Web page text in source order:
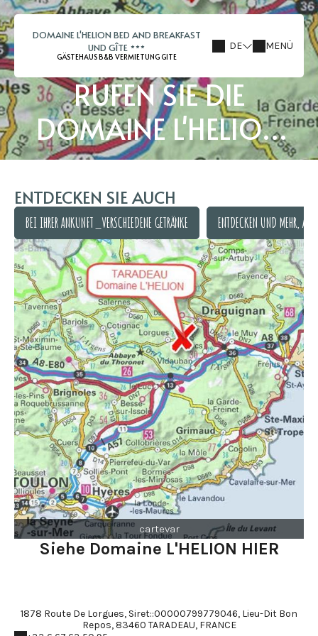
DOMAINE L'HELION BED AND BREAKFAST
UND GÎTE
GÄSTEHAUS B&B VERMIETUNG GITE
DE MENÜ
RUFEN SIE DIE
DOMAINE L'HELION
AUF
ENTDECKEN SIE AUCH
BEI IHRER ANKUNFT_VERSCHIEDENE GETRÄNKE
BEI IHRER ANKUNFT_VERSCHIEDENE GETRÄNKE
ENTDECKEN UND MEHR,
ENTDECKEN UND MEHR,
cartevar
Siehe Domaine L'HELION HIER
1878 Route De Lorgues, Siret::00000799779046, Lieu-Dit Bon
Repos, 83460 TARADEAU, FRANCE